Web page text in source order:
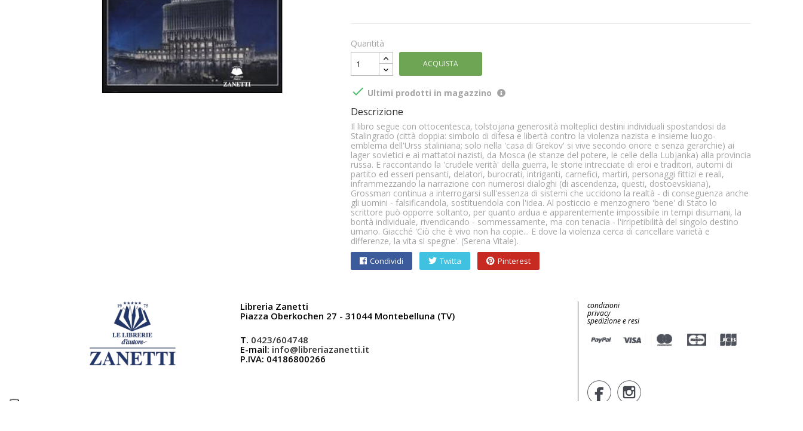
Quantità
ACQUISTA
 Ultimi prodotti in magazzino
Descrizione
Il libro segue con ottocentesca, tolstojana generosità molteplici destini individuali spostandosi da
Stalingrado (città doppia: simbolo di difesa e libertà contro la violenza nazista e insieme luogo-
emblema dell'Urss staliniana; solo nella 'casa di Grekov' si vive secondo onore e senza gerarchie) ai
lager sovietici e ai mattatoi nazisti, da Mosca (le stanze del potere, le celle della Lubjanka) alla provincia
russa. E raccontando la 'crudele verità' della guerra, le storie intrecciate di eroi e traditori, automi di
partito ed esseri pensanti, delatori, burocrati, intriganti, carnefici, martiri, personaggi fittizi e reali,
inframmezzando la narrazione con numerosi dialoghi (di ascendenza, questi, dostoevskiana),
Grossman continua a interrogarsi sull'essenza di sistemi che uccidono la realtà - di conseguenza anche
gli uomini - falsificandola, sostituendola con l'idea. Al posticcio e menzognero 'bene' di Stato lo
scrittore può opporre soltanto, per quanto ardua e apparentemente impossibile in tempi disumani, la
bontà individuale, rivendicando - sommessamente, ma con tenacia - l'irripetibilità del singolo destino
umano. Giacché 'Ciò che è vivo non ha copie... E dove la violenza cerca di cancellare varietà e
differenze, la vita si spegne'. (Serena Vitale).
Condividi Twitta Pinterest
Libreria Zanetti
Piazza Oberkochen 27 - 31044 Montebelluna (TV)
T. 0423/604748
E-mail: info@libreriazanetti.it
P.IVA: 04186800266
condizioni
privacy
spedizione e resi